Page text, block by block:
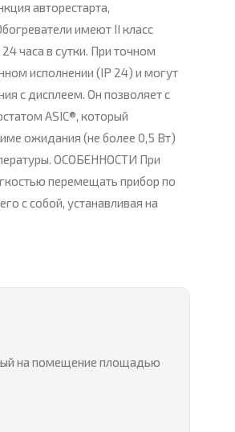
авторестарта,
имеют II класс
часа в сутки. При точном
исполнении (IP 24) и могут
с дисплеем. Он позволяет с
ASIC®, который
ожидания (не более 0,5 Вт)
ОСОБЕННОСТИ При
перемещать прибор по
с собой, устанавливая на
на помещение площадью